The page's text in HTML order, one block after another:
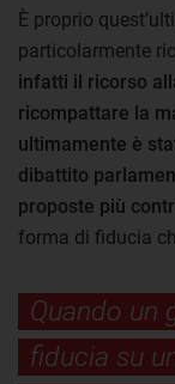
È proprio
particolarmente
infatti il ricorso
ricompattare la
ultimamente è
dibattito
proposte più
forma di fiducia
Quando un
fiducia su